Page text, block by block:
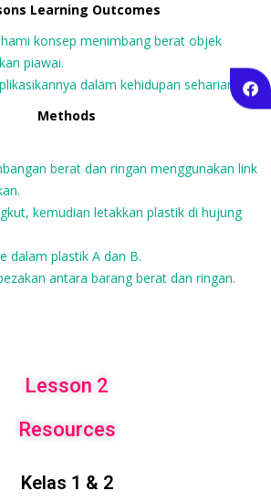
Learning Outcomes
konsep menimbang berat objek
piawai.
dalam kehidupan seharian.
Methods
berat dan ringan menggunakan link
kemudian letakkan plastik di hujung
dalam plastik A dan B.
antara barang berat dan ringan.
Lesson 2
Resources
Kelas 1 & 2